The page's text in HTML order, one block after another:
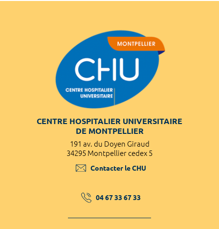
CENTRE HOSPITALIER UNIVERSITAIRE
DE MONTPELLIER
191 av. du Doyen Giraud
34295 Montpellier cedex 5
Contacter le CHU
04 67 33 67 33